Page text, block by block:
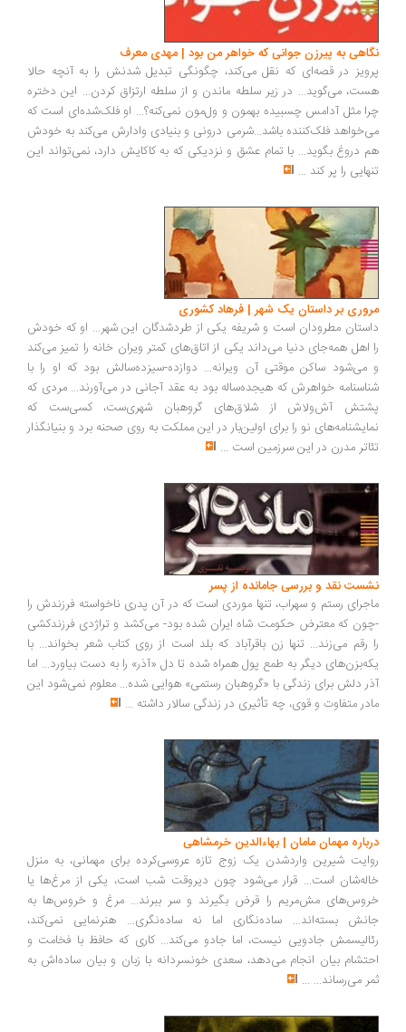
نگاهی به پیرزن جوانی که خواهر من بود | مهدی معرف
پرویز در قصه‌ای که نقل می‌کند، چگونگی تبدیل شدنش را به آنچه حالا
هست، می‌گوید... در زیر سلطه ماندن و از سلطه ارتزاق کردن... این دختره
چرا مثل آدامس چسبیده بهمون و ول‌مون نمی‌کنه؟... او فلک‌شده‌ای است که
می‌خواهد فلک‌کننده باشد...شرمی درونی و بنیادی وادارش می‌کند به خودش
هم دروغ بگوید... با تمام عشق و نزدیکی که به کاکایش دارد، نمی‌تواند این
تنهایی را پر کند ...
مروری بر داستان یک شهر | فرهاد کشوری
داستان مطرودان است و شریفه یکی از طردشدگان این شهر... او که خودش
را اهل همه‌جای دنیا می‌داند یکی از اتاق‌های کمتر ویران خانه را تمیز می‌کند
و می‌شود ساکن موقتی آن ویرانه... دوازده-سیزده‌سالش بود که او را با
شناسنامه خواهرش که هیجده‌ساله بود به عقد آجانی در می‌آورند... مردی که
پشتش آش‌ولاش از شلاق‌های گروهبان شهری‌ست، کسی‌ست که
نمایشنامه‌های نو را برای اولین‌بار در این مملکت به روی صحنه برد و بنیانگذار
تئاتر مدرن در این سرزمین است ...
نشست نقد و بررسی جامانده از پسر
ماجرای رستم و سهراب، تنها موردی است که در آن پدری ناخواسته فرزندش را
-چون که معترض حکومت شاه ایران شده بود- می‌کشد و تراژدی فرزندکشی
را رقم می‌زند... تنها زن باقرآباد که بلد است از روی کتاب شعر بخواند... با
یکه‌بزن‌های دیگر به طمع پول همراه شده تا دل «آذر» را به دست بیاورد... اما
آذر دلش برای زندگی با «گروهبان رستمی» هوایی شده... معلوم نمی‌شود این
مادر متفاوت و قوی، چه تأثیری در زندگی سالار داشته ...
درباره مهمان مامان | بهاءالدین خرمشاهی
روایت شیرین واردشدن یک زوج تازه عروسی‌کرده برای مهمانی، به منزل
خاله‌شان است... قرار می‌شود چون دیروقت شب است، یکی از مرغ‌ها یا
خروس‌های مش‌مریم را قرض بگیرند و سر ببرند... مرغ و خروس‌ها به
جانش بسته‌اند... ساده‌نگاری اما نه ساده‌نگری... هنرنمایی نمی‌کند،
رئالیسمش جادویی نیست، اما جادو می‌کند... کاری که حافظ با فخامت و
احتشام بیان انجام می‌دهد، سعدی خونسردانه با زبان و بیان ساده‌اش به
ثمر می‌رساند... ...